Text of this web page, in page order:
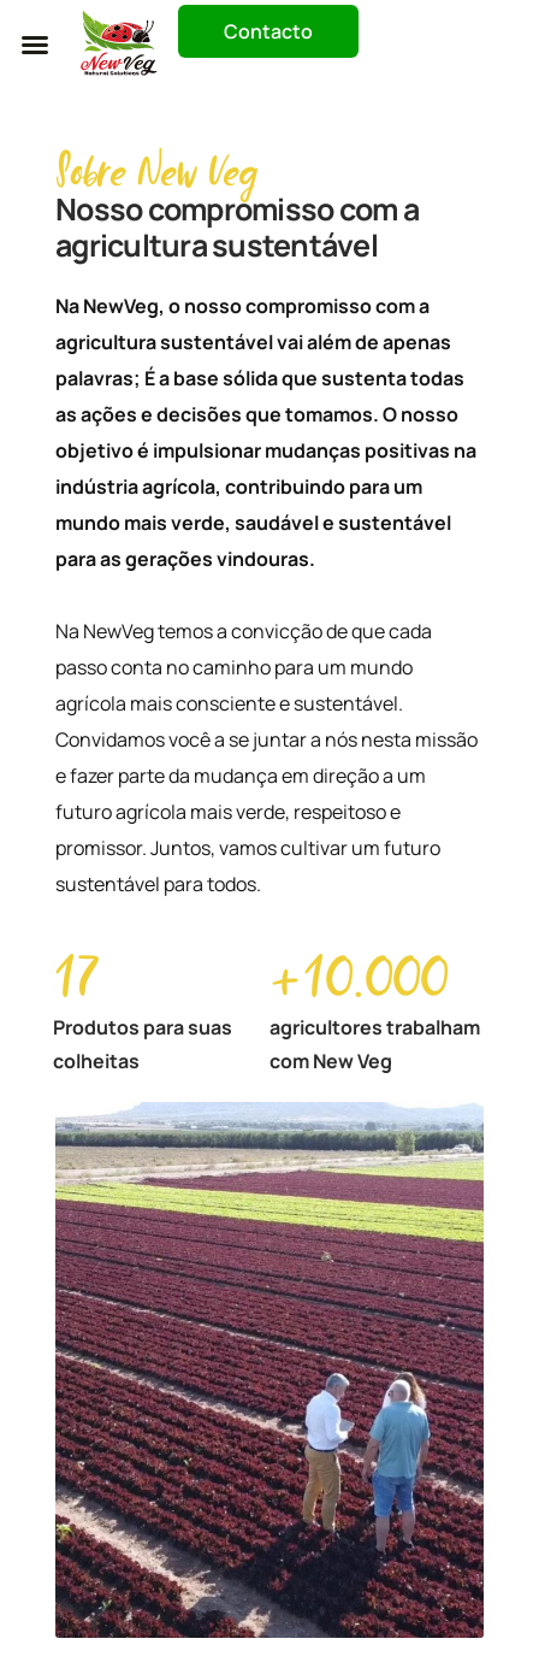
Contacto
Sobre New Veg
Nosso compromisso com a
agricultura sustentável
Na NewVeg, o nosso compromisso com a
agricultura sustentável vai além de apenas
palavras; É a base sólida que sustenta todas
as ações e decisões que tomamos. O nosso
objetivo é impulsionar mudanças positivas na
indústria agrícola, contribuindo para um
mundo mais verde, saudável e sustentável
para as gerações vindouras.
Na NewVeg temos a convicção de que cada
passo conta no caminho para um mundo
agrícola mais consciente e sustentável.
Convidamos você a se juntar a nós nesta missão
e fazer parte da mudança em direção a um
futuro agrícola mais verde, respeitoso e
promissor. Juntos, vamos cultivar um futuro
sustentável para todos.
Produtos para suas
colheitas
17
agricultores trabalham
com New Veg
+10.000